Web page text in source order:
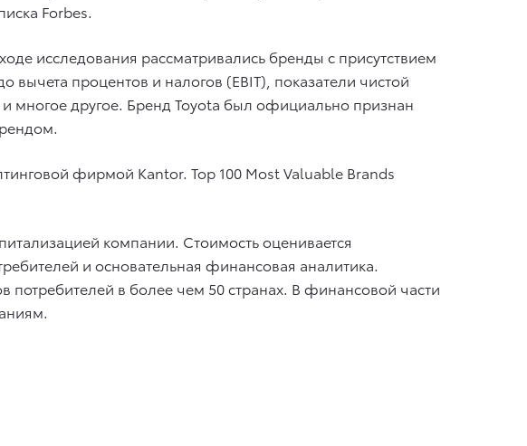
Forbes.
исследования рассматривались бренды с присутствием
процентов и налогов (EBIT), показатели чистой
многое другое. Бренд Toyota был официально признан
фирмой Kantor. Top 100 Most Valuable Brands
компании. Стоимость оценивается
и основательная финансовая аналитика.
в более чем 50 странах. В финансовой части